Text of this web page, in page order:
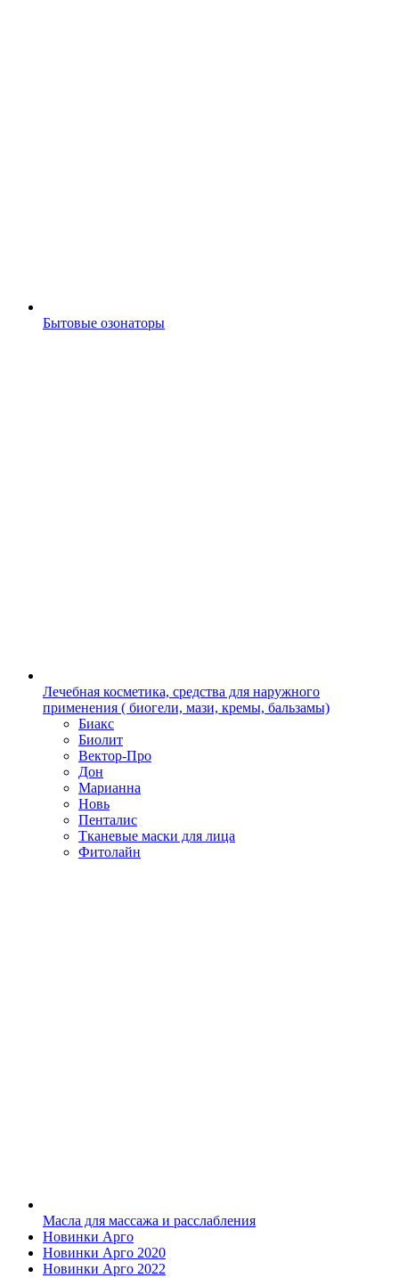
Бытовые озонаторы
Лечебная косметика, средства для наружного
применения ( биогели, мази, кремы, бальзамы)
Биакс
Биолит
Вектор-Про
Дон
Марианна
Новь
Пенталис
Тканевые маски для лица
Фитолайн
Масла для массажа и расслабления
Новинки Арго
Новинки Арго 2020
Новинки Арго 2022